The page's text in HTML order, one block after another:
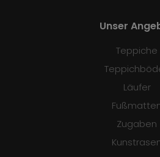
Unser
Teppiche
Läufer
Zugaben